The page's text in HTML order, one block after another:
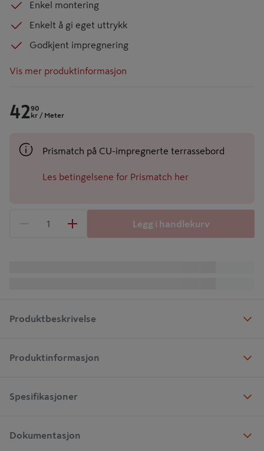
Enkel montering
Enkelt å gi eget uttrykk
Godkjent impregnering
Vis mer produktinformasjon
4290
kr / Meter
Prismatch på CU-impregnerte terrassebord
Les betingelsene for Prismatch her
1 produkter
Legg i handlekurv
Produktbeskrivelse
Produktinformasjon
Spesifikasjoner
Dokumentasjon